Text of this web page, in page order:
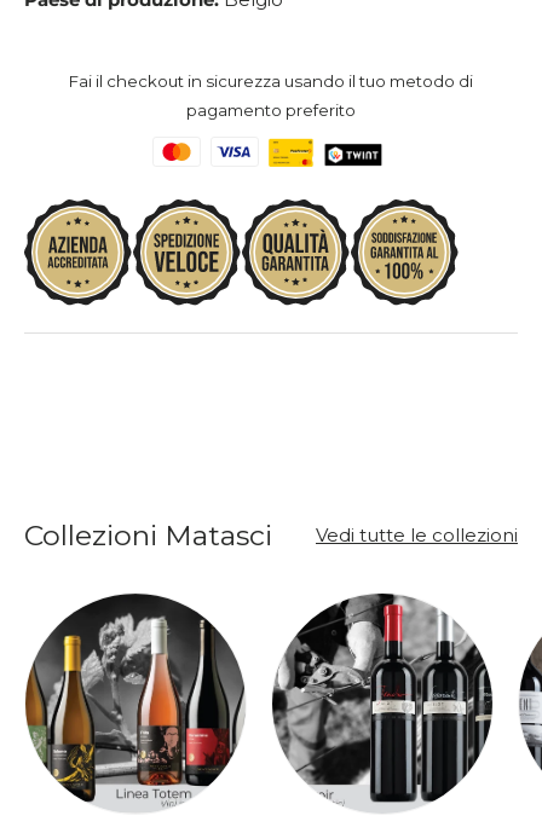
Fai il checkout in sicurezza usando il tuo metodo di
pagamento preferito
Collezioni Matasci Vedi tutte le collezioni